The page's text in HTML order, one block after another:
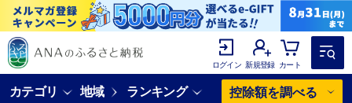
ログイン 新規登録 カート
カテゴリ 地域 ランキング 控除額を調べる